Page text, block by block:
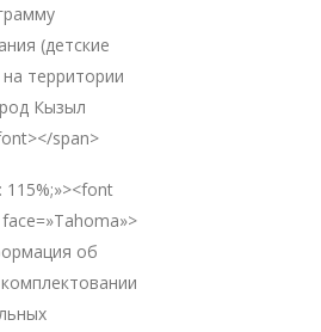
(детские
территории
Кызыл
span>
115%;»><font
об